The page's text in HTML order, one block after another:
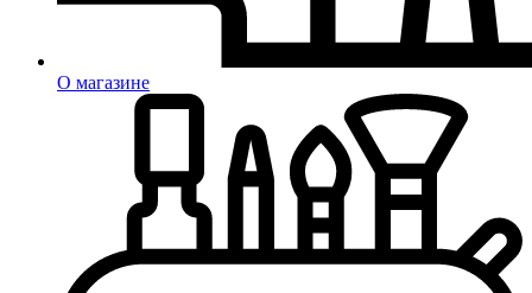
О магазине